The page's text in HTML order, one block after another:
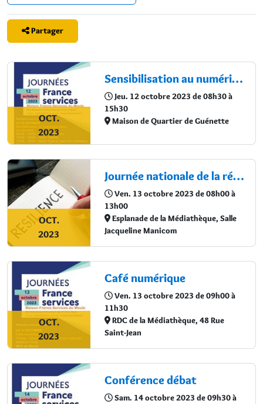
Partager
OCT.
2023
Sensibilisation au numérique dans les quartiers
Jeu. 12 octobre 2023 de 08h30 à
15h30
Maison de Quartier de Guénette
OCT.
2023
Journée nationale de la résilience
Ven. 13 octobre 2023 de 08h00 à
13h00
Esplanade de la Médiathèque, Salle
Jacqueline Manicom
OCT.
2023
Café numérique
Ven. 13 octobre 2023 de 09h00 à
11h30
RDC de la Médiathèque, 48 Rue
Saint-Jean
Conférence débat
Sam. 14 octobre 2023 de 09h30 à